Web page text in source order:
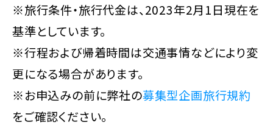
※旅行条件・旅行代金は、2023年2月1日現在を
基準としています。
※行程および帰着時間は交通事情などにより変
更になる場合があります。
※お申込みの前に弊社の募集型企画旅行規約
をご確認ください。